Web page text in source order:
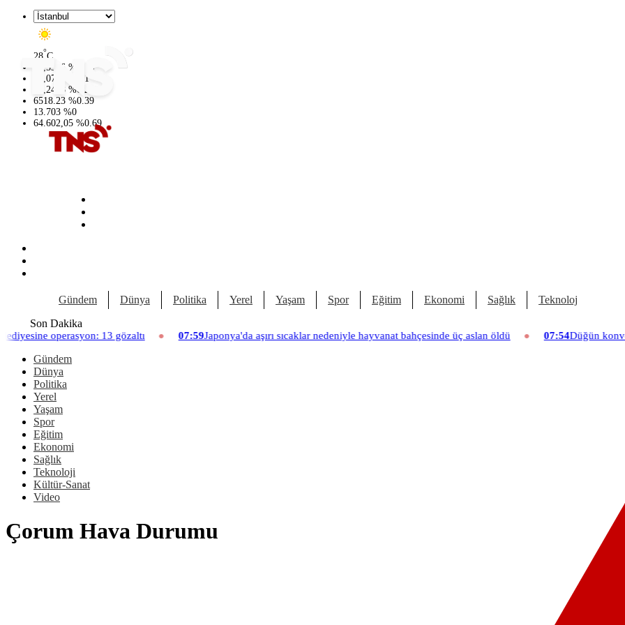
28°C
47,5986 %
0.06
55,0700
0.1
64,2438 %0.21
6518.23 %0.39
13.703 %0
64.602,05 %0.69
Gündem Dünya Politika Yerel Yaşam Spor Eğitim Ekonomi Sağlık Teknoloji
Son Dakika
operasyon: 13 gözaltı 07:59Japonya'da aşırı sıcaklar nedeniyle hayvanat bahçesinde üç aslan öldü 07:54Düğün konvoyuna
Gündem
Dünya
Politika
Yerel
Yaşam
Spor
Eğitim
Ekonomi
Sağlık
Teknoloji
Kültür-Sanat
Video
Çorum Hava Durumu